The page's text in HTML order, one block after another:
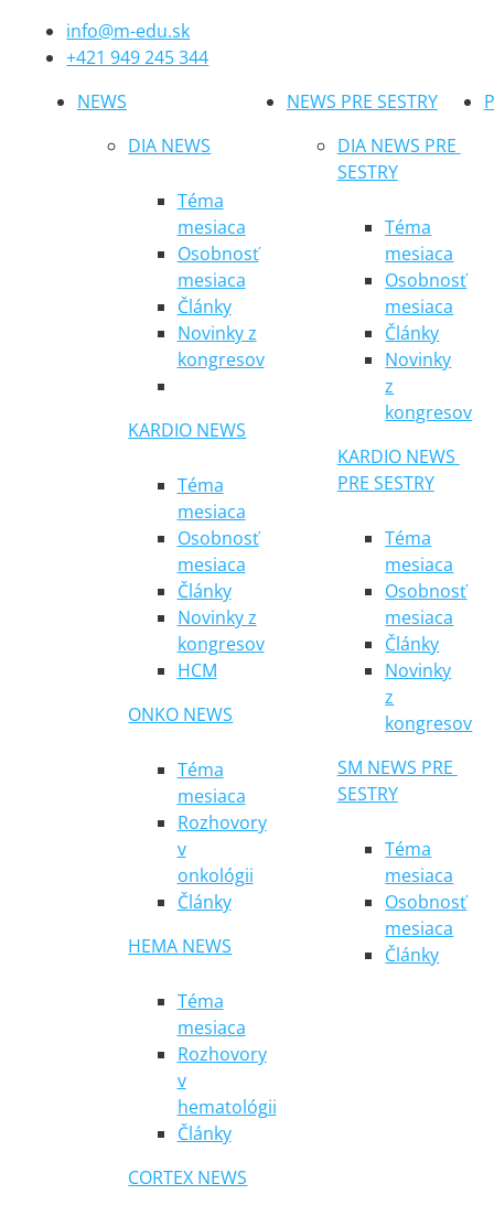
info@m-edu.sk
+421 949 245 344
NEWS
DIA NEWS
Téma
mesiaca
Osobnosť
mesiaca
Články
Novinky z
kongresov
KARDIO NEWS
Téma
mesiaca
Osobnosť
mesiaca
Články
Novinky z
kongresov
HCM
ONKO NEWS
Téma
mesiaca
Rozhovory
v
onkológii
Články
HEMA NEWS
Téma
mesiaca
Rozhovory
v
hematológii
Články
CORTEX NEWS
NEWS PRE SESTRY
DIA NEWS PRE
SESTRY
Téma
mesiaca
Osobnosť
mesiaca
Články
Novinky
z
kongresov
KARDIO NEWS
PRE SESTRY
Téma
mesiaca
Osobnosť
mesiaca
Články
Novinky
z
kongresov
SM NEWS PRE
SESTRY
Téma
mesiaca
Osobnosť
mesiaca
Články